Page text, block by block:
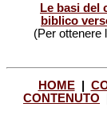
Le basi del
biblico
(Per ottenere
HOME|
CONTENUTO